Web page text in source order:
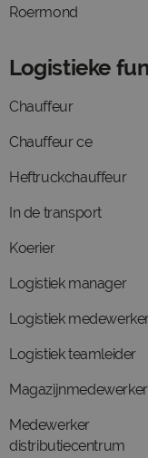
Roermond
Logistieke
Chauffeur
Chauffeur ce
Heftruckchauffeur
In de transport
Koerier
Logistiek manager
Logistiek
Logistiek teamleider
Magazijnmedewerker
Medewerker
distributiecentrum